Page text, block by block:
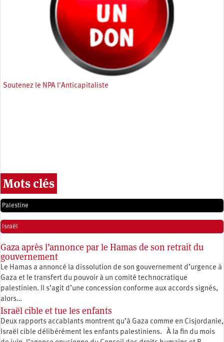
Soutenez le NPA l'Anticapitaliste
Mots clés
Palestine
Israël
Gaza après l’annonce par le Hamas de son retrait du
gouvernement
Le Hamas a annoncé la dissolution de son gouvernement d’urgence à
Gaza et le transfert du pouvoir à un comité technocratique
palestinien. Il s’agit d’une concession conforme aux accords signés,
alors…
Israël cible et tue les enfants
Deux rapports accablants montrent qu’à Gaza comme en Cisjordanie,
Israël cible délibérément les enfants palestiniens. À la fin du mois